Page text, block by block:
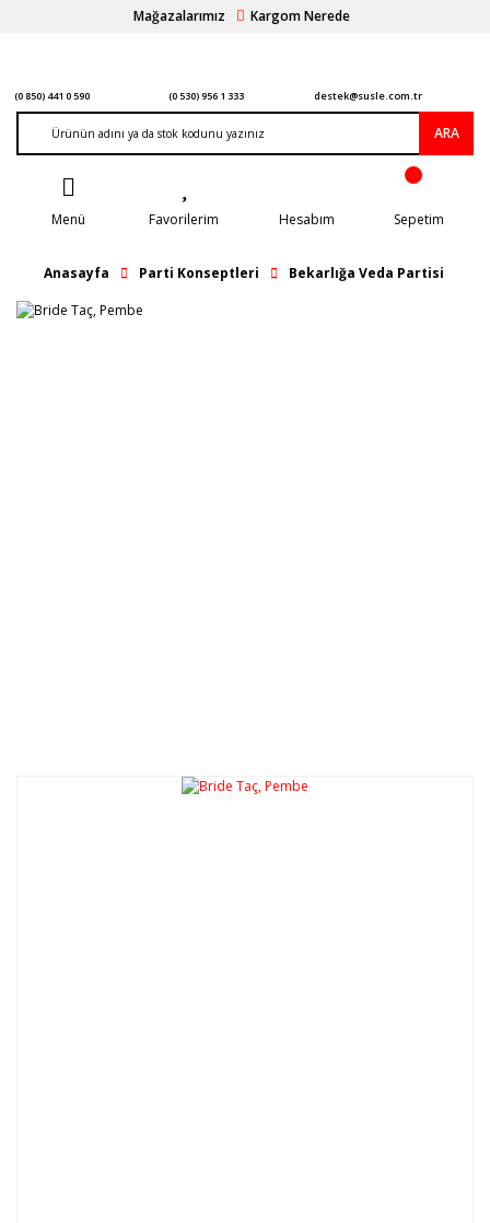
Mağazalarımız Kargom Nerede
(0 850) 441 0 590 (0 530) 956 1 333 destek@susle.com.tr
ARA
Menü Favorilerim Hesabım Sepetim
Anasayfa Parti Konseptleri Bekarlığa Veda Partisi